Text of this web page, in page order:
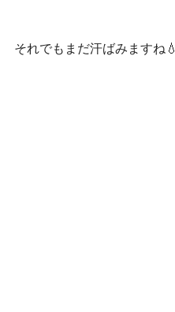
それでもまだ汗ばみますね💧